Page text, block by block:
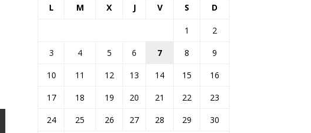
L M X J V S D
1
2
3
4 5 6 7 8
9
10
11 12 13 14 15
16
17
18 19 20 21 22
23
24
25 26 27 28 29
30